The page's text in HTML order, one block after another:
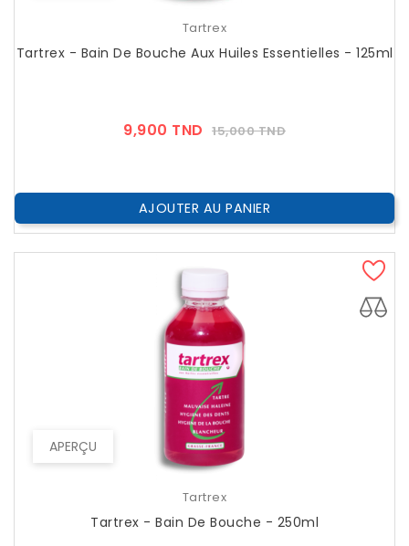
Tartrex
Tartrex - Bain De Bouche Aux Huiles Essentielles - 125ml
9,900 TND Prix
15,000 TNDPrix
AJOUTER AU PANIER
APERÇU
Tartrex
Tartrex - Bain De Bouche - 250ml